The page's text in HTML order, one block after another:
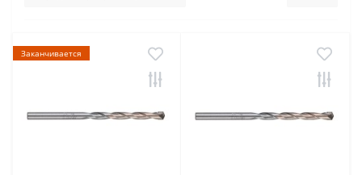
Заканчивается